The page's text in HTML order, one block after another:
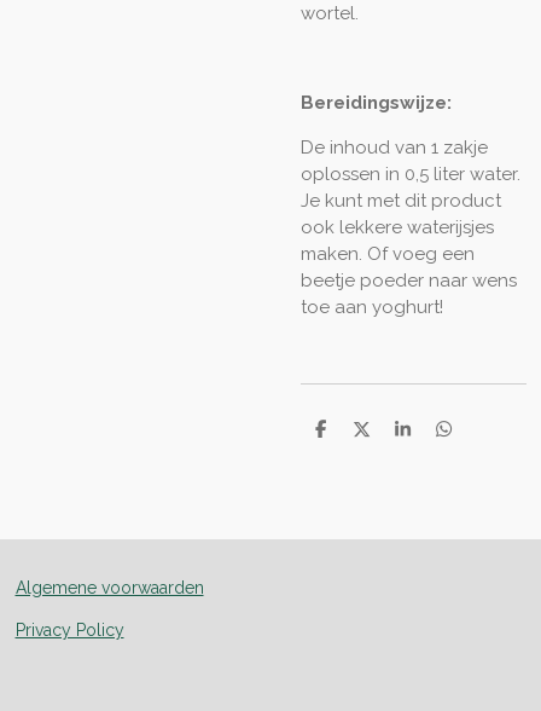
wortel.
Bereidingswijze:
De inhoud van 1 zakje
oplossen in 0,5 liter water.
Je kunt met dit product
ook lekkere waterijsjes
maken. Of voeg een
beetje poeder naar wens
toe aan yoghurt!
D
D
S
D
Algemene voorwaarden
Privacy Policy